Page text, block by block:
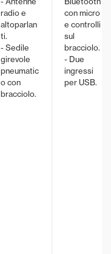
radio e
altoparlan
ti.
- Sedile
girevole
pneumatic
o con
bracciolo.
con micro
e controlli
sul
bracciolo.
- Due
ingressi
per USB.